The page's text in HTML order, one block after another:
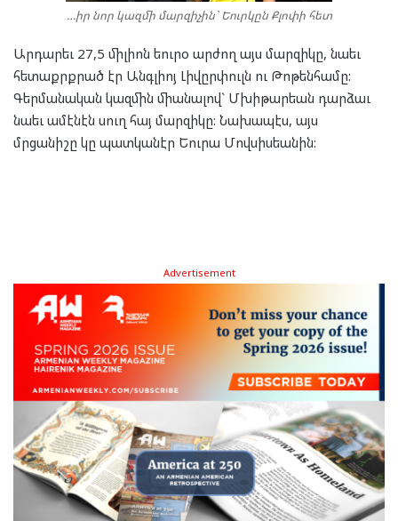
…իր նոր կազմի մարզիչին` Եուրկըն Քլոփի հետ
Արդարեւ 27,5 միլիոն եուրօ արժող այս մարզիկը, նաեւ
հետաքրքրած էր Անգլիոյ Լիվըրփուլն ու Թոթենհամը:
Գերմանական կազմին միանալով` Մխիթարեան դարձաւ
նաեւ ամէնէն սուղ հայ մարզիկը: Նախապէս, այս
մրցանիշը կը պատկանէր Եուրա Մովսիսեանին:
Advertisement